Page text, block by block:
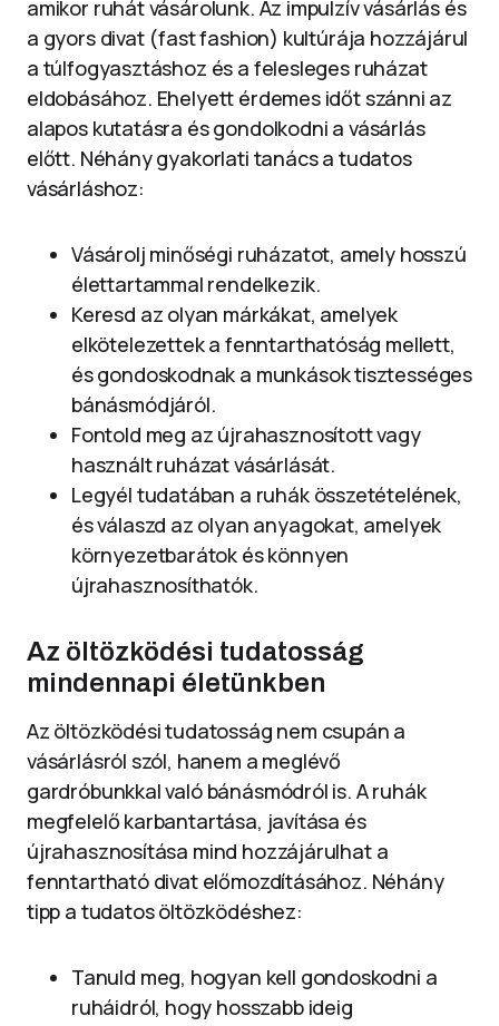
amikor ruhát vásárolunk. Az impulzív vásárlás és
a gyors divat (fast fashion) kultúrája hozzájárul
a túlfogyasztáshoz és a felesleges ruházat
eldobásához. Ehelyett érdemes időt szánni az
alapos kutatásra és gondolkodni a vásárlás
előtt. Néhány gyakorlati tanács a tudatos
vásárláshoz:
Vásárolj minőségi ruházatot, amely hosszú
élettartammal rendelkezik.
Keresd az olyan márkákat, amelyek
elkötelezettek a fenntarthatóság mellett,
és gondoskodnak a munkások tisztességes
bánásmódjáról.
Fontold meg az újrahasznosított vagy
használt ruházat vásárlását.
Legyél tudatában a ruhák összetételének,
és válaszd az olyan anyagokat, amelyek
környezetbarátok és könnyen
újrahasznosíthatók.
Az öltözködési tudatosság
mindennapi életünkben
Az öltözködési tudatosság nem csupán a
vásárlásról szól, hanem a meglévő
gardróbunkkal való bánásmódról is. A ruhák
megfelelő karbantartása, javítása és
újrahasznosítása mind hozzájárulhat a
fenntartható divat előmozdításához. Néhány
tipp a tudatos öltözködéshez:
Tanuld meg, hogyan kell gondoskodni a
ruháidról, hogy hosszabb ideig